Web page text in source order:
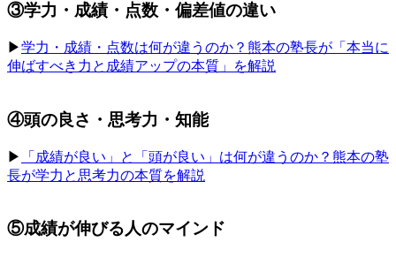
③学力・成績・点数・偏差値の違い
▶︎学力・成績・点数は何が違うのか？熊本の塾長が「本当に
伸ばすべき力と成績アップの本質」を解説
④頭の良さ・思考力・知能
▶︎
「成績が良い」と「頭が良い」は何が違うのか？熊本の塾
長が学力と思考力の本質を解説
⑤成績が伸びる人のマインド